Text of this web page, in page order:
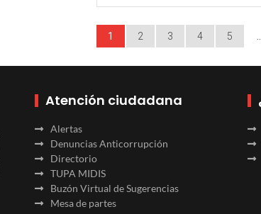
1 2 3 4 5
Atención ciudadana
Alertas
Denuncias Anticorrupción
Directorio
TUPA MIDIS
Buzón Virtual de Sugerencias
Mesa de partes